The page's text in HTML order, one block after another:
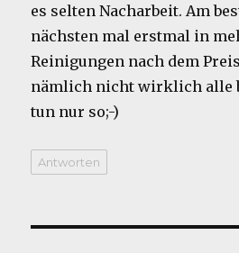
es selten Nacharbeit. Am
nächsten mal erstmal in
Reinigungen nach dem
nämlich nicht wirklich alle
tun nur so;-)
Antworten